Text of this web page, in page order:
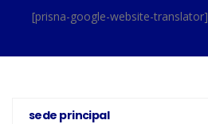
[prisna-google-website-translator]
sede principal